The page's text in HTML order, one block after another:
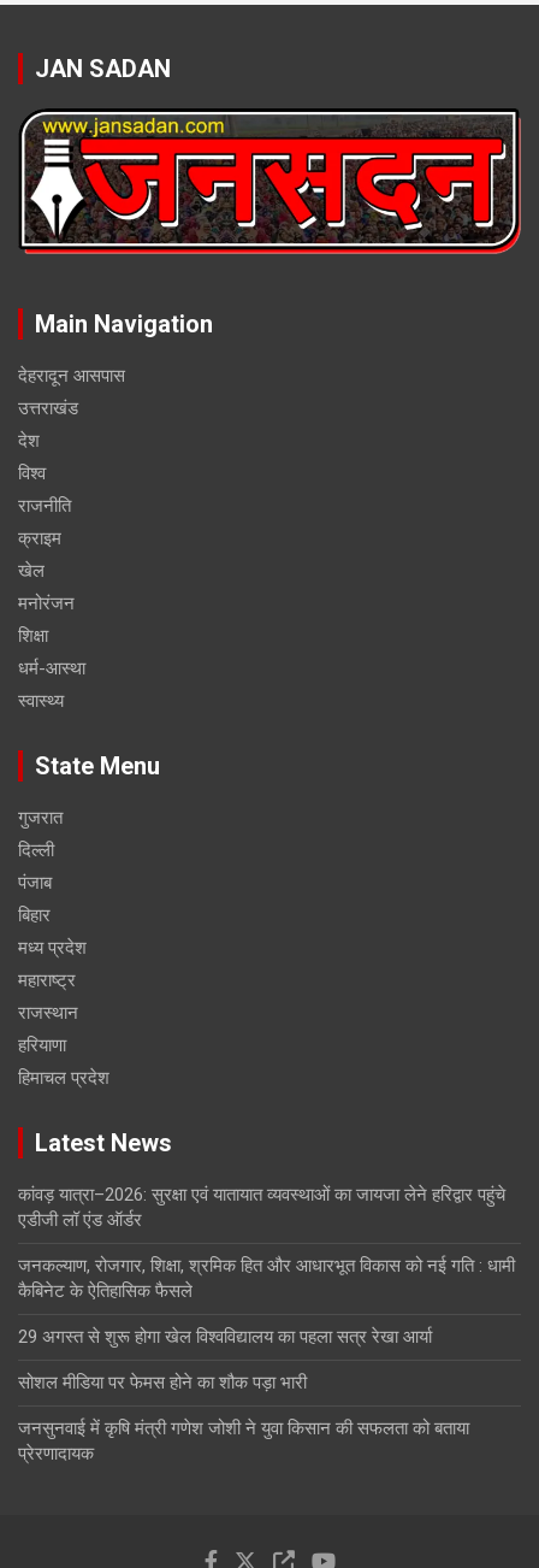
JAN SADAN
Main Navigation
देहरादून आसपास
उत्तराखंड
देश
विश्व
राजनीति
क्राइम
खेल
मनोरंजन
शिक्षा
धर्म-आस्था
स्वास्थ्य
State Menu
गुजरात
दिल्ली
पंजाब
बिहार
मध्य प्रदेश
महाराष्ट्र
राजस्थान
हरियाणा
हिमाचल प्रदेश
Latest News
कांवड़ यात्रा–2026: सुरक्षा एवं यातायात व्यवस्थाओं का जायजा लेने हरिद्वार पहुंचे
एडीजी लॉ एंड ऑर्डर
जनकल्याण, रोजगार, शिक्षा, श्रमिक हित और आधारभूत विकास को नई गति : धामी
कैबिनेट के ऐतिहासिक फैसले
29 अगस्त से शुरू होगा खेल विश्वविद्यालय का पहला सत्र रेखा आर्या
सोशल मीडिया पर फेमस होने का शौक पड़ा भारी
जनसुनवाई में कृषि मंत्री गणेश जोशी ने युवा किसान की सफलता को बताया
प्रेरणादायक